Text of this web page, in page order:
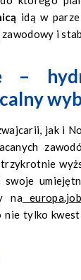
idą w
i
–
jak i
swoje
na
nie tylko